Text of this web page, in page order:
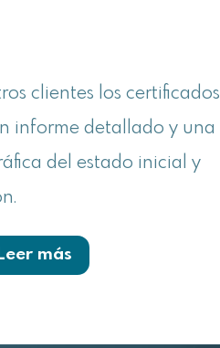
clientes los certificados
informe detallado y una
del estado inicial y
Leer más